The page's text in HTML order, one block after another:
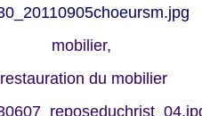
mobilier,
restauration du mobilier